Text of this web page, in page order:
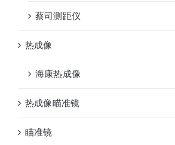
蔡司测距仪
热成像
海康热成像
热成像瞄准镜
瞄准镜